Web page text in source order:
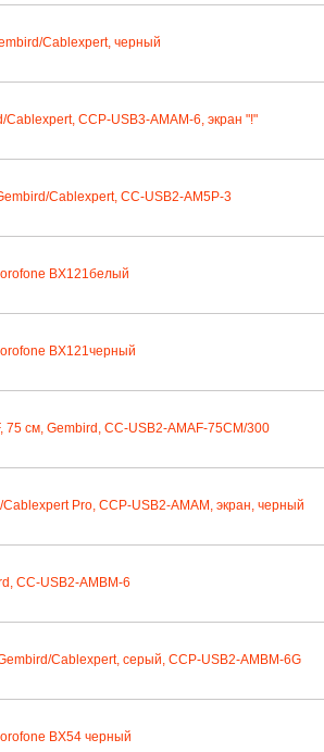
Cablexpert, черный
CCP-USB3-AMAM-6, экран "!"
Cablexpert, CC-USB2-AM5P-3
BX121белый
BX121черный
75 cм, Gembird, CC-USB2-AMAF-75CM/300
Pro, CCP-USB2-AMAM, экран, черный
CC-USB2-AMBM-6
Cablexpert, серый, CCP-USB2-AMBM-6G
BX54 черный